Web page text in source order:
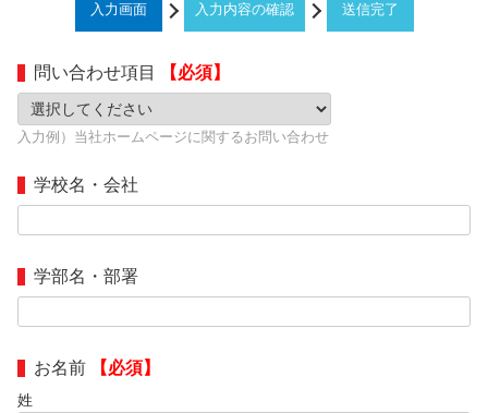
入力画面 入力内容の確認 送信完了
問い合わせ項目 【必須】
入力例）当社ホームページに関するお問い合わせ
学校名・会社
学部名・部署
お名前 【必須】
姓